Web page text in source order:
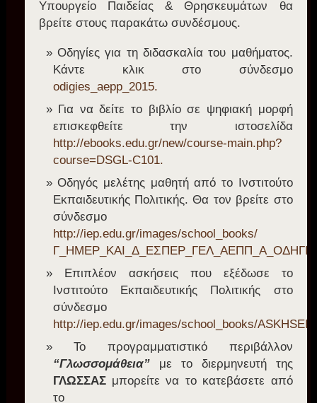
Υπουργείο Παιδείας & Θρησκευμάτων θα
βρείτε στους παρακάτω συνδέσμους.
Οδηγίες για τη διδασκαλία του μαθήματος.
Κάντε κλικ στο σύνδεσμο
odigies_aepp_2015.
Για να δείτε το βιβλίο σε ψηφιακή μορφή
επισκεφθείτε την ιστοσελίδα
http://ebooks.edu.gr/new/course-main.php?
course=DSGL-C101.
Οδηγός μελέτης μαθητή από το Ινστιτούτο
Εκπαιδευτικής Πολιτικής. Θα τον βρείτε στο
σύνδεσμο
http://iep.edu.gr/images/school_books/
Επιπλέον ασκήσεις που εξέδωσε το
Ινστιτούτο Εκπαιδευτικής Πολιτικής στο
σύνδεσμο
http://iep.edu.gr/images/school_books/
Το προγραμματιστικό περιβάλλον
“Γλωσσομάθεια”
με το διερμηνευτή της
ΓΛΩΣΣΑΣμπορείτε να το κατεβάσετε από
το